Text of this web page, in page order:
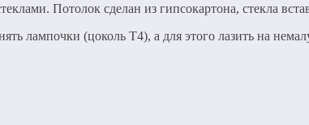
Потолок сделан из гипсокартона, стекла
лампочки (цоколь Т4), а для этого лазить на